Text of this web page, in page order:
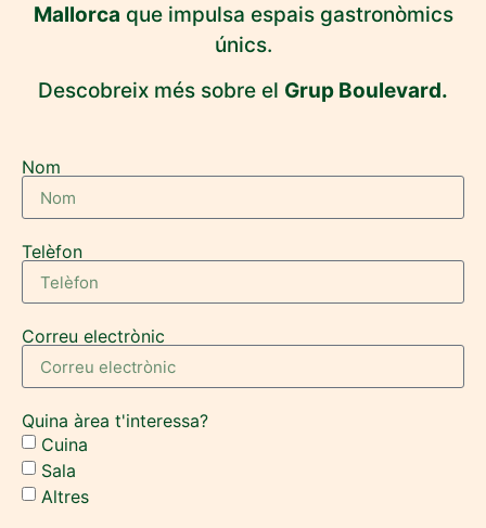
Mallorca que impulsa espais gastronòmics
únics.
Descobreix més sobre el Grup Boulevard.
Nom
Telèfon
Correu electrònic
Quina àrea t'interessa?
Cuina
Sala
Altres